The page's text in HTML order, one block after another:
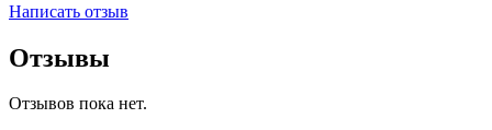
Написать отзыв
Отзывы
Отзывов пока нет.